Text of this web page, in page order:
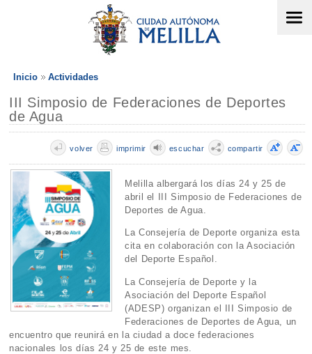
Inicio Actividades
III Simposio de Federaciones de Deportes
de Agua
compartir
escuchar
imprimir
volver
Melilla albergará los días 24 y 25 de
abril el III Simposio de Federaciones de
Deportes de Agua.
La Consejería de Deporte organiza esta
cita en colaboración con la Asociación
del Deporte Español.
La Consejería de Deporte y la
Asociación del Deporte Español
(ADESP) organizan el III Simposio de
Federaciones de Deportes de Agua, un
encuentro que reunirá en la ciudad a doce federaciones
nacionales los días 24 y 25 de este mes.